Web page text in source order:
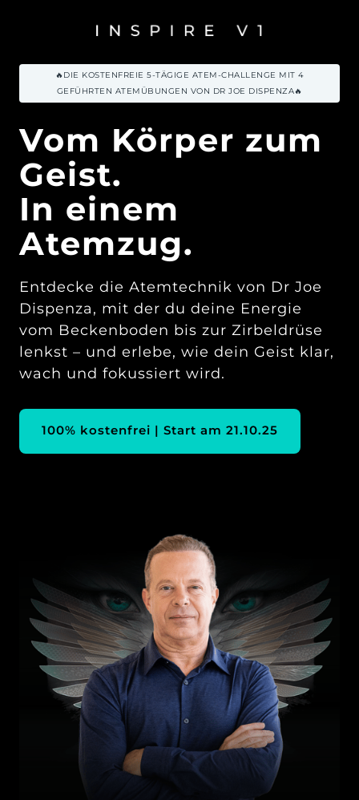
🔥DIE KOSTENFREIE 5-TÄGIGE ATEM-CHALLENGE MIT 4
GEFÜHRTEN ATEMÜBUNGEN VON DR JOE DISPENZA🔥
Vom Körper zum
Geist.
In einem
Atemzug.
Entdecke die Atemtechnik von Dr Joe
Dispenza, mit der du deine Energie
vom Beckenboden bis zur Zirbeldrüse
lenkst – und erlebe, wie dein Geist klar,
wach und fokussiert wird.
100% kostenfrei | Start am 21.10.25